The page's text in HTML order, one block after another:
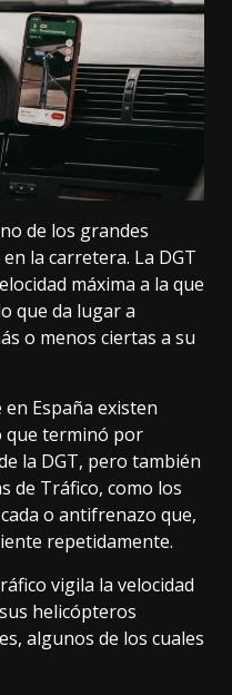
de los grandes
la carretera. La DGT
máxima a la que
que da lugar a
o menos ciertas a su
en España existen
que terminó por
la DGT, pero también
de Tráfico, como los
o antifrenazo que,
repetidamente.
vigila la velocidad
helicópteros
, algunos de los cuales